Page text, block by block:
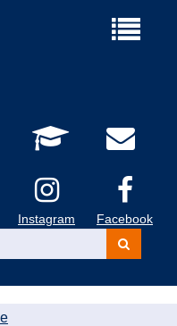
Menü
Instagram Facebook
Kurse
suchen